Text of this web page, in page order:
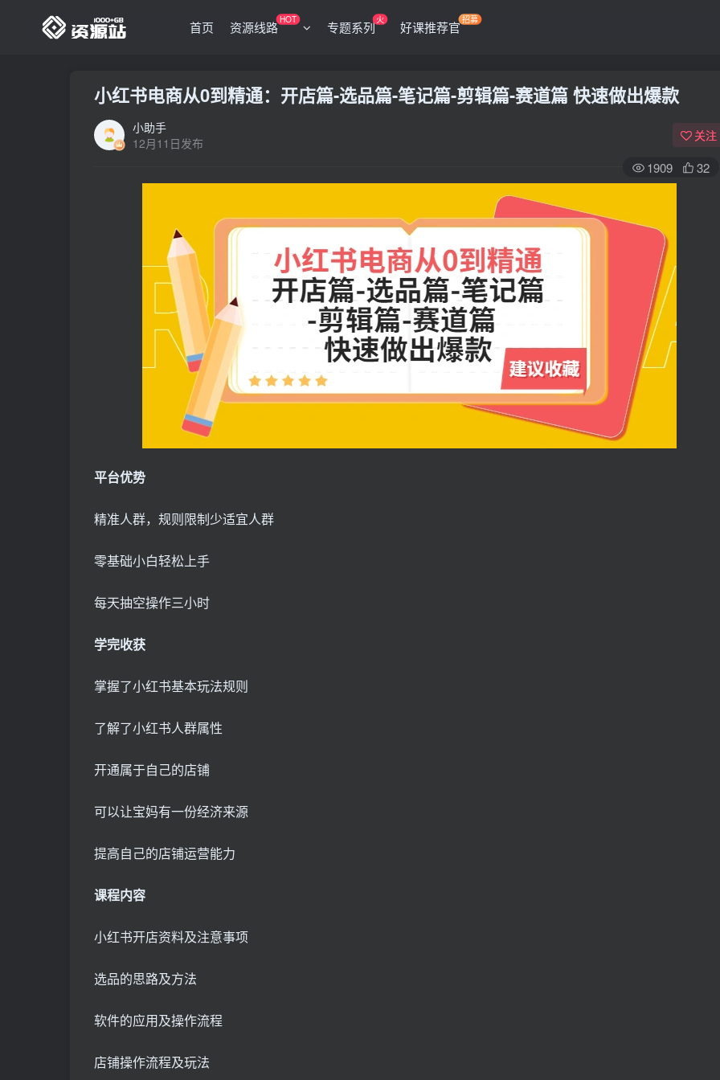
首页 资源线路HOT 专题系列火 好课推荐官招募
小红书电商从0到精通：开店篇-选品篇-笔记篇-剪辑篇-赛道篇 快速做出爆款
小助手
12月11日发布
关注
1909 32
平台优势
精准人群，规则限制少适宜人群
零基础小白轻松上手
每天抽空操作三小时
学完收获
掌握了小红书基本玩法规则
了解了小红书人群属性
开通属于自己的店铺
可以让宝妈有一份经济来源
提高自己的店铺运营能力
课程内容
小红书开店资料及注意事项
选品的思路及方法
软件的应用及操作流程
店铺操作流程及玩法